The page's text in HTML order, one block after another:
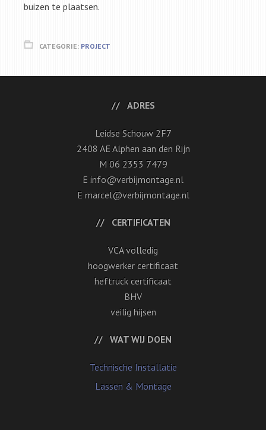
buizen te plaatsen.
CATEGORIE: PROJECT
ADRES
Leidse Schouw 2F7
2408 AE Alphen aan den Rijn
M 06 2353 7479
E info@verbijmontage.nl
E marcel@verbijmontage.nl
CERTIFICATEN
VCA volledig
hoogwerker certificaat
heftruck certificaat
BHV
veilig hijsen
WAT WIJ DOEN
Technische Installatie
Lassen & Montage